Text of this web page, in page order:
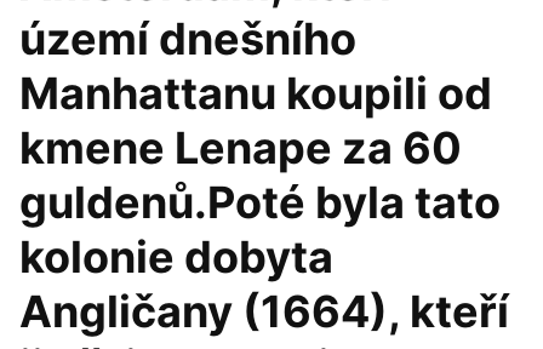
území dnešního
Manhattanu koupili od
kmene Lenape za 60
guldenů.Poté byla tato
kolonie dobyta
Angličany (1664), kteří